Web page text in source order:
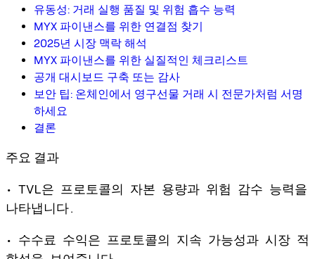
유동성: 거래 실행 품질 및 위험 흡수 능력
MYX 파이낸스를 위한 연결점 찾기
2025년 시장 맥락 해석
MYX 파이낸스를 위한 실질적인 체크리스트
공개 대시보드 구축 또는 감사
보안 팁: 온체인에서 영구선물 거래 시 전문가처럼 서명
하세요
결론
주요 결과
• TVL은 프로토콜의 자본 용량과 위험 감수 능력을
나타냅니다.
• 수수료 수익은 프로토콜의 지속 가능성과 시장 적